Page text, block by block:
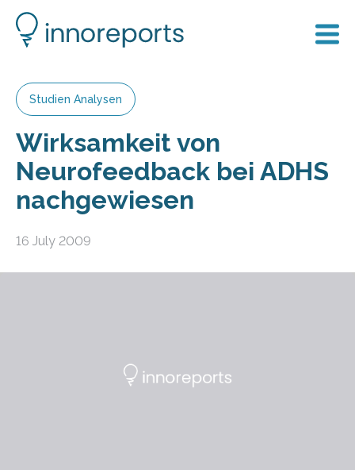
Studien Analysen
Wirksamkeit von
Neurofeedback bei ADHS
nachgewiesen
16 July 2009